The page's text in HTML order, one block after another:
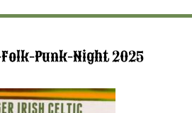
Punk-Night 2025